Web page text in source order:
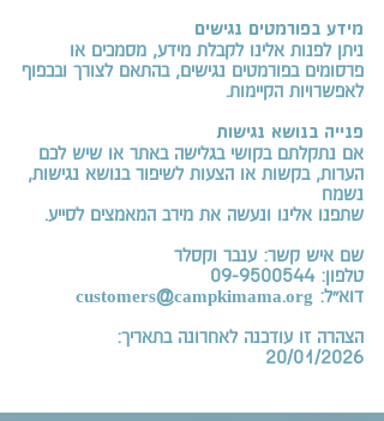
מידע בפורמטים נגישים
ניתן לפנות אלינו לקבלת מידע, מסמכים או
פרסומים בפורמטים נגישים, בהתאם לצורך ובכפוף
לאפשרויות הקיימות.
פנייה בנושא נגישות
אם נתקלתם בקושי בגלישה באתר או שיש לכם
הערות, בקשות או הצעות לשיפור בנושא נגישות,
נשמח
שתפנו אלינו ונעשה את מירב המאמצים לסייע.
שם איש קשר: ענבר וקסלר
טלפון: 09-9500544
דוא״ל: customers@campkimama.org
הצהרה זו עודכנה לאחרונה בתאריך:
20/01/2026